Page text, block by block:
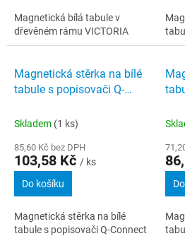
Magnetická bílá tabule v
dřevěném rámu VICTORIA
Magnetická stěrka na bílé
tabule s popisovači Q-
Skladem (1 ks)
85,60 Kč bez DPH
103,58 Kč / ks
Do košíku
Magnetická stěrka na bílé
tabule s popisovači Q-Connect